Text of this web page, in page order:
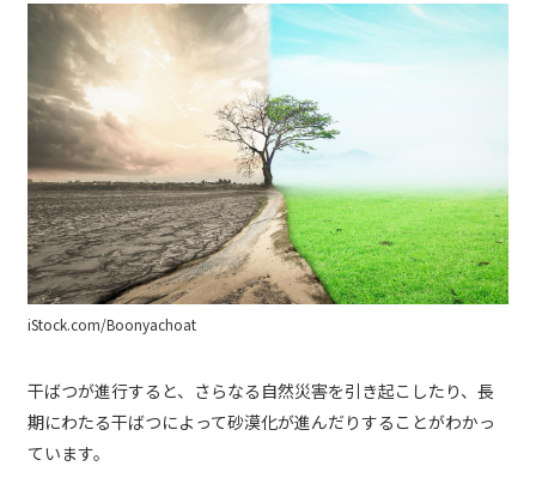
iStock.com/Boonyachoat
干ばつが進行すると、さらなる自然災害を引き起こしたり、長
期にわたる干ばつによって砂漠化が進んだりすることがわかっ
ています。